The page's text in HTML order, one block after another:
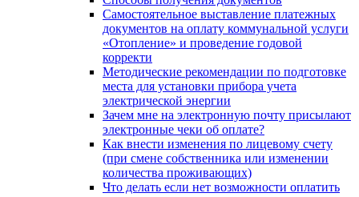
Самостоятельное выставление платежных
документов на оплату коммунальной услуги
«Отопление» и проведение годовой
корректи
Методические рекомендации по подготовке
места для установки прибора учета
электрической энергии
Зачем мне на электронную почту присылают
электронные чеки об оплате?
Как внести изменения по лицевому счету
(при смене собственника или изменении
количества проживающих)
Что делать если нет возможности оплатить